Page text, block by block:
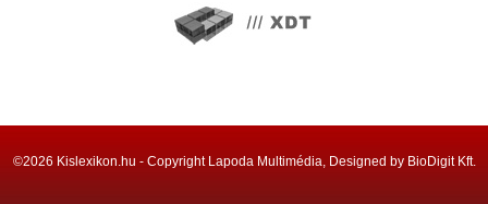
©2026 Kislexikon.hu - Copyright Lapoda Multimédia, Designed by BioDigit Kft.